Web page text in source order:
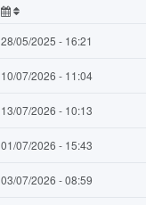
28/05/2025 - 16:21
10/07/2026 - 11:04
13/07/2026 - 10:13
01/07/2026 - 15:43
03/07/2026 - 08:59